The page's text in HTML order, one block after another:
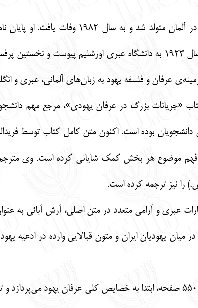
گرشوم گرهارد شولم به سال 1897 م. در
عرفان و فلسفه یهود به زبان‌های آلمانی، عبری و
«جریانات بزرگ در عرفان یهودی»، مرجع مهم
بوده است. اکنون متن کامل کتاب توسط
موضوع هر بخش کمک شایانی کرده است. وی
عبری و آرامی متعدد در متن اصلی، آرش آبائی به
میان یهودیان ایران و متون قبالایی وارده در ادعیه
«جریانات بزرگ در عرفان یهودی» در 9 فصل و 550 صفحه، ابتدا به خصایص کلی